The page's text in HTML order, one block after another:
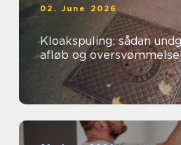
02. June 2026
Kloakspuling: sådan
afløb og